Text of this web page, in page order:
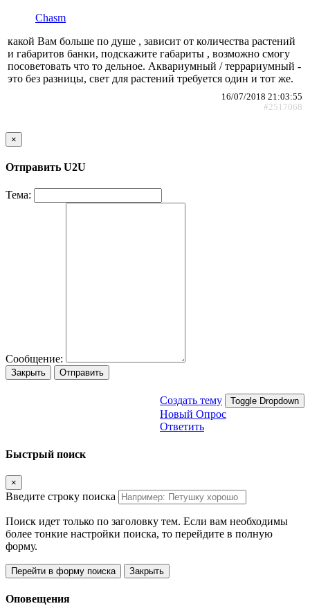
Chasm
какой Вам больше по душе , зависит от количества растений
и габаритов банки, подскажите габариты , возможно смогу
посоветовать что то дельное. Аквариумный / террариумный -
это без разницы, свет для растений требуется один и тот же.
16/07/2018 21:03:55
#2517068
×
Отправить U2U
Тема:
Сообщение:
Закрыть Отправить
Создать тему Toggle Dropdown
Новый Опрос
Ответить
Быстрый поиск
×
Введите строку поиска
Поиск идет только по заголовку тем. Если вам необходимы
более тонкие настройки поиска, то перейдите в полную
форму.
Перейти в форму поиска Закрыть
Оповещения